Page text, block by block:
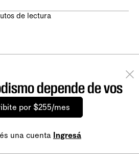
de lectura
depende de vos
por $255/mes
una cuenta Ingresá